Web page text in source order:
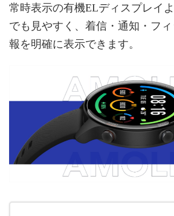
常時表示の有機ELディスプレイ
でも見やすく、着信・通知・フ
報を明確に表示できます。